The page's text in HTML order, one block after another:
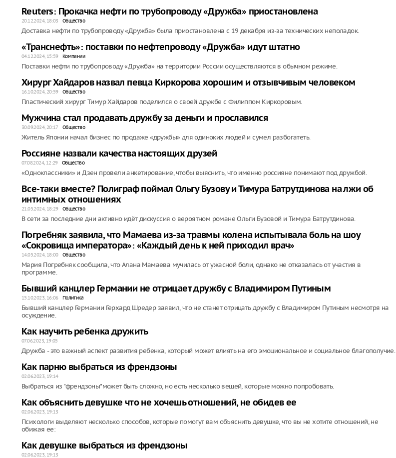
Reuters: Прокачка нефти по трубопроводу «Дружба» приостановлена
20.12.2024, 18:03 Общество
Доставка нефти по трубопроводу «Дружба» была приостановлена с 19 декабря из-за технических неполадок.
«Транснефть»: поставки по нефтепроводу «Дружба» идут штатно
04.12.2024, 15:59 Компании
Поставки нефти по трубопроводу «Дружба» на территории России осуществляются в обычном режиме.
Хирург Хайдаров назвал певца Киркорова хорошим и отзывчивым человеком
16.10.2024, 20:59 Общество
Пластический хирург Тимур Хайдаров поделился о своей дружбе с Филиппом Киркоровым.
Мужчина стал продавать дружбу за деньги и прославился
30.09.2024, 20:17 Общество
Житель Японии начал бизнес по продаже «дружбы» для одиноких людей и сумел разбогатеть.
Россияне назвали качества настоящих друзей
07.08.2024, 12:29 Общество
«Одноклассники» и Дзен провели анкетирование, чтобы выяснить, что именно россияне понимают под дружбой.
Все-таки вместе? Полиграф поймал Ольгу Бузову и Тимура Батрутдинова на лжи об
интимных отношениях
21.05.2024, 18:29 Общество
В сети за последние дни активно идёт дискуссия о вероятном романе Ольги Бузовой и Тимура Батрутдинова.
Погребняк заявила, что Мамаева из-за травмы колена испытывала боль на шоу
«Сокровища императора»: «Каждый день к ней приходил врач»
14.05.2024, 18:00 Общество
Мария Погребняк сообщила, что Алана Мамаева мучилась от ужасной боли, однако не отказалась от участия в
программе.
Бывший канцлер Германии не отрицает дружбу с Владимиром Путиным
15.10.2023, 16:06 Политика
Бывший канцлер Германии Герхард Шредер заявил, что не станет отрицать дружбу с Владимиром Путиным несмотря на
осуждение.
Как научить ребенка дружить
07.06.2023, 19:05
Дружба - это важный аспект развития ребенка, который может влиять на его эмоциональное и социальное благополучие.
Как парню выбраться из френдзоны
02.06.2023, 19:14
Выбраться из "френдзоны"может быть сложно, но есть несколько вещей, которые можно попробовать.
Как объяснить девушке что не хочешь отношений, не обидев ее
02.06.2023, 19:13
Психологи выделяют несколько способов, которые помогут вам объяснить девушке, что вы не хотите отношений, не
обижая ее:
Как девушке выбраться из френдзоны
02.06.2023, 19:13